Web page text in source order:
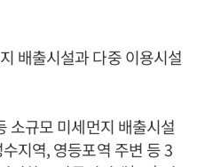
배출시설과 다중 이용시설
소규모 미세먼지 배출시설
지역, 영등포역 주변 등 3